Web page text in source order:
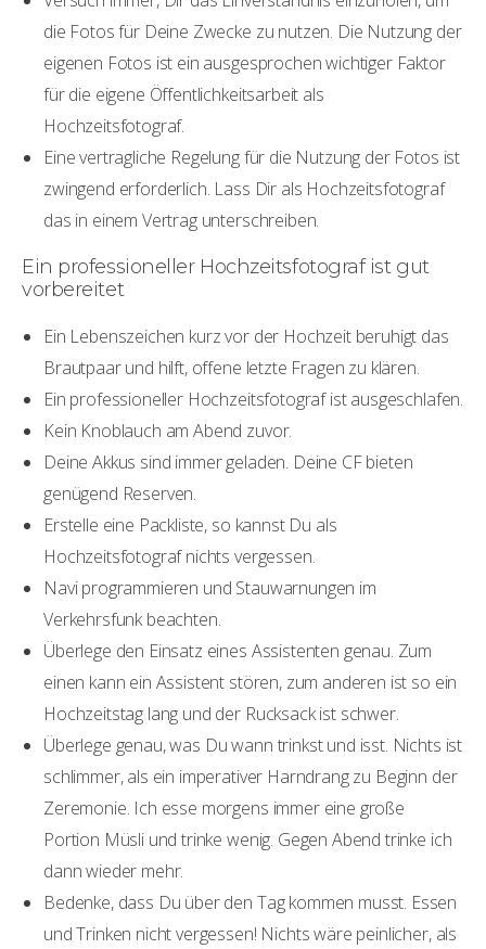
die Fotos für Deine Zwecke zu nutzen. Die Nutzung der
eigenen Fotos ist ein ausgesprochen wichtiger Faktor
für die eigene Öffentlichkeitsarbeit als
Hochzeitsfotograf.
Eine vertragliche Regelung für die Nutzung der Fotos ist
zwingend erforderlich. Lass Dir als Hochzeitsfotograf
das in einem Vertrag unterschreiben.
Ein professioneller Hochzeitsfotograf ist gut
vorbereitet
Ein Lebenszeichen kurz vor der Hochzeit beruhigt das
Brautpaar und hilft, offene letzte Fragen zu klären.
Ein professioneller Hochzeitsfotograf ist ausgeschlafen.
Kein Knoblauch am Abend zuvor.
Deine Akkus sind immer geladen. Deine CF bieten
genügend Reserven.
Erstelle eine Packliste, so kannst Du als
Hochzeitsfotograf nichts vergessen.
Navi programmieren und Stauwarnungen im
Verkehrsfunk beachten.
Überlege den Einsatz eines Assistenten genau. Zum
einen kann ein Assistent stören, zum anderen ist so ein
Hochzeitstag lang und der Rucksack ist schwer.
Überlege genau, was Du wann trinkst und isst. Nichts ist
schlimmer, als ein imperativer Harndrang zu Beginn der
Zeremonie. Ich esse morgens immer eine große
Portion Müsli und trinke wenig. Gegen Abend trinke ich
dann wieder mehr.
Bedenke, dass Du über den Tag kommen musst. Essen
und Trinken nicht vergessen! Nichts wäre peinlicher, als